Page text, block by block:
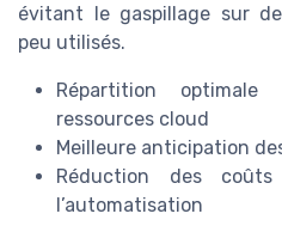
évitant le gaspillage sur
peu utilisés.
Répartition
ressources cloud
Meilleure anticipation
Réduction des
l’automatisation